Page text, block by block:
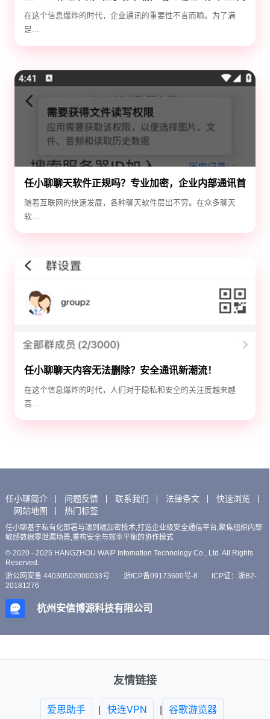
效！
在这个信息爆炸的时代，企业通讯的重要性不言而喻。为了满
足...
任小聊聊天软件正规吗？专业加密，企业内部通讯首
选！
随着互联网的快速发展，各种聊天软件层出不穷。在众多聊天
软...
任小聊聊天内容无法删除？安全通讯新潮流！
在这个信息爆炸的时代，人们对于隐私和安全的关注度越来越
高...
任小聊简介 问题反馈 联系我们 法律条文
快速浏览
网站地图
热门标签
任小聊基于私有化部署与端到端加密技术,打造企业级安全通信平台,聚焦组织内部
敏感数据零泄漏场景,重构安全与效率平衡的协作模式
© 2020 - 2025 HANGZHOU WAIP Infomation Technology Co., Ltd. All Rights
Reserved.
浙公网安备 44030502000033号
浙ICP备09173600号-8
ICP证：浙B2-
20181276
杭州安信博源科技有限公司
友情链接
爱思助手 快连VPN 谷歌游览器